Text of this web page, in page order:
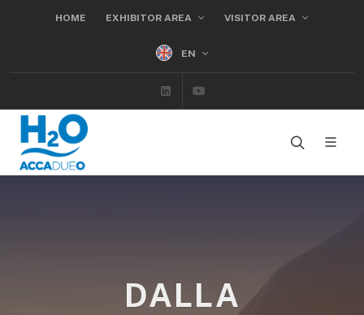
HOME EXHIBITOR AREA VISITOR AREA
EN
Linkedin
DALLA